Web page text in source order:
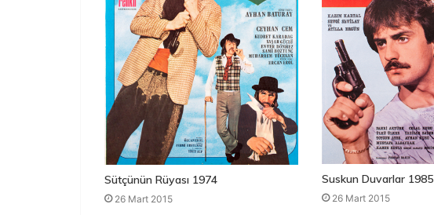
Sütçünün Rüyası 1974
26 Mart 2015
Suskun Duvarlar 1985
26 Mart 2015